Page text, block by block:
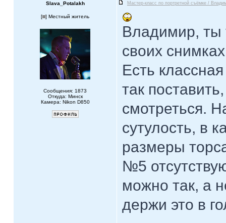
Slava_Potalakh Мастер-класс по портретной съёмке /
[ ] Местный житель
Сообщения: 1873
Откуда: Минск
Камера: Nikon D850
Владимир, ты
своих
Есть
так
смотреться.
сутулость, в
размеры
№5
можно так, а
держи это в